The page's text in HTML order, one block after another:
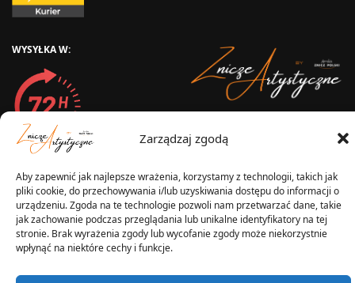
Zarządzaj zgodą
Aby zapewnić jak najlepsze wrażenia, korzystamy z technologii, takich jak
pliki cookie, do przechowywania i/lub uzyskiwania dostępu do informacji o
urządzeniu. Zgoda na te technologie pozwoli nam przetwarzać dane, takie
jak zachowanie podczas przeglądania lub unikalne identyfikatory na tej
stronie. Brak wyrażenia zgody lub wycofanie zgody może niekorzystnie
wpłynąć na niektóre cechy i funkcje.
WYSYŁKA W:
Wytwórnia Zniczy